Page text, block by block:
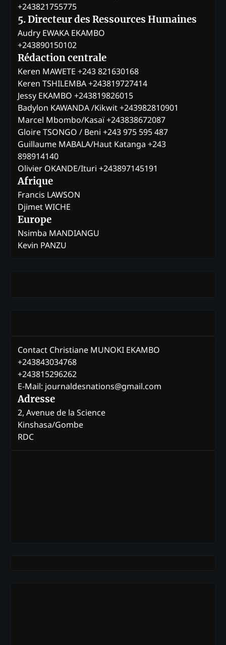
+243821755775
5. Directeur des Ressources Humaines
Audry EWAKA EKAMBO
+243890150102
Rédaction centrale
Keren MAWETE +243 821630168
Keren TSHILEMBA +243819727414
Jessy EKAMBO +243819826015
Badylon KAWANDA /Kikwit +243982810901
Marcel Mbombo/Kasaï +243838672087
Gloire TSONGO / Beni +243 975 595 487
Guillaume MABALA/Haut Katanga +243
898914140
Olivier OKANDE/Ituri +243897145191
Afrique
Francis LAWSON
Djimet WICHE
Europe
Nsimba MANDIANGU
Kevin PANZU
Contact Christiane MUNOKI EKAMBO
+243843034768
+243815296262
E-Mail: journaldesnations@gmail.com
Adresse
2, Avenue de la Science
Kinshasa/Gombe
RDC